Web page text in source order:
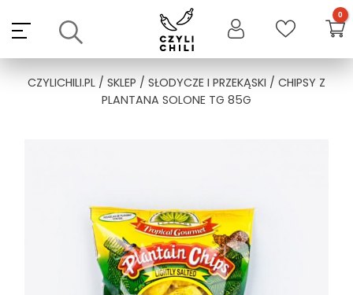
content
CZYLICHILI.PL / SKLEP / SŁODYCZE I PRZEKĄSKI / CHIPSY Z
PLANTANA SOLONE TG 85G